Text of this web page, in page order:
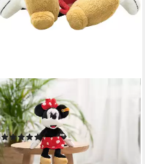
STEIFF
Kuscheltier Disney Originals,
Minnie Maus, 31 cm
(3)
ab 49,90 €
lieferbar - in 2-3 Werktagen bei dir